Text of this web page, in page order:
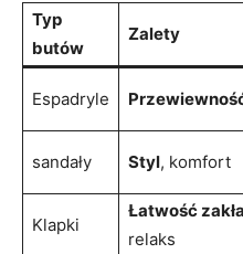
Typ ​
butów
Zalety
Espadryle
sandały Styl, komfort
Klapki
Łatwość
relaks